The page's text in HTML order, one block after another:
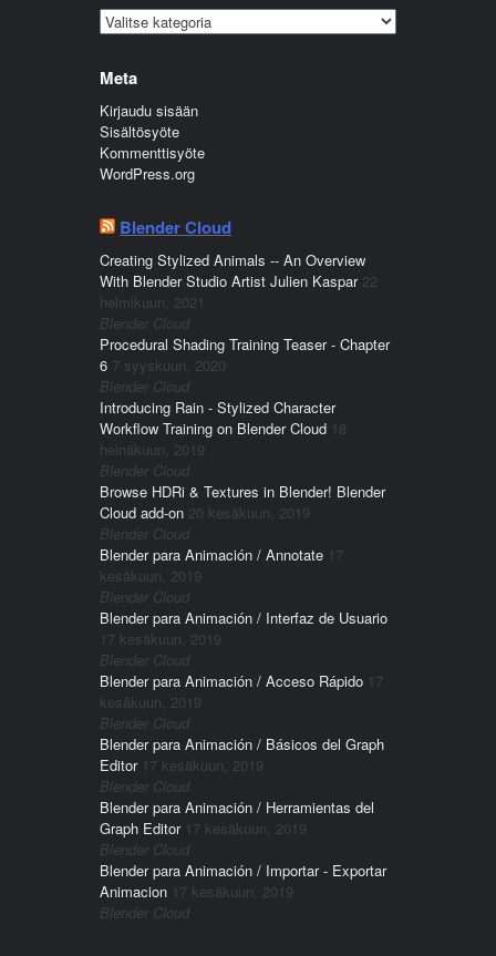
Kategoriat
Meta
Kirjaudu sisään
Sisältösyöte
Kommenttisyöte
WordPress.org
Blender Cloud
Creating Stylized Animals -- An Overview
With Blender Studio Artist Julien Kaspar 22
helmikuun, 2021
Blender Cloud
Procedural Shading Training Teaser - Chapter
6 7 syyskuun, 2020
Blender Cloud
Introducing Rain - Stylized Character
Workflow Training on Blender Cloud 18
heinäkuun, 2019
Blender Cloud
Browse HDRi & Textures in Blender! Blender
Cloud add-on 20 kesäkuun, 2019
Blender Cloud
Blender para Animación / Annotate 17
kesäkuun, 2019
Blender Cloud
Blender para Animación / Interfaz de Usuario
17 kesäkuun, 2019
Blender Cloud
Blender para Animación / Acceso Rápido 17
kesäkuun, 2019
Blender Cloud
Blender para Animación / Básicos del Graph
Editor 17 kesäkuun, 2019
Blender Cloud
Blender para Animación / Herramientas del
Graph Editor 17 kesäkuun, 2019
Blender Cloud
Blender para Animación / Importar - Exportar
Animacion 17 kesäkuun, 2019
Blender Cloud